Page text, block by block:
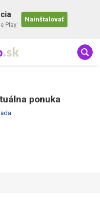
Play
Nainštalovať
.sk
ponuka